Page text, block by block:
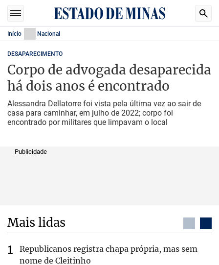
Início Nacional
DESAPARECIMENTO
Corpo de advogada desaparecida
há dois anos é encontrado
Alessandra Dellatorre foi vista pela última vez ao sair de
casa para caminhar, em julho de 2022; corpo foi
encontrado por militares que limpavam o local
Publicidade
Mais lidas
Republicanos registra chapa própria, mas sem
nome de Cleitinho